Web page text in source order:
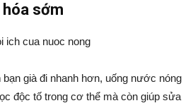
sớm
già đi nhanh hơn, uống nước nóng
độc tố trong cơ thể mà còn giúp sửa